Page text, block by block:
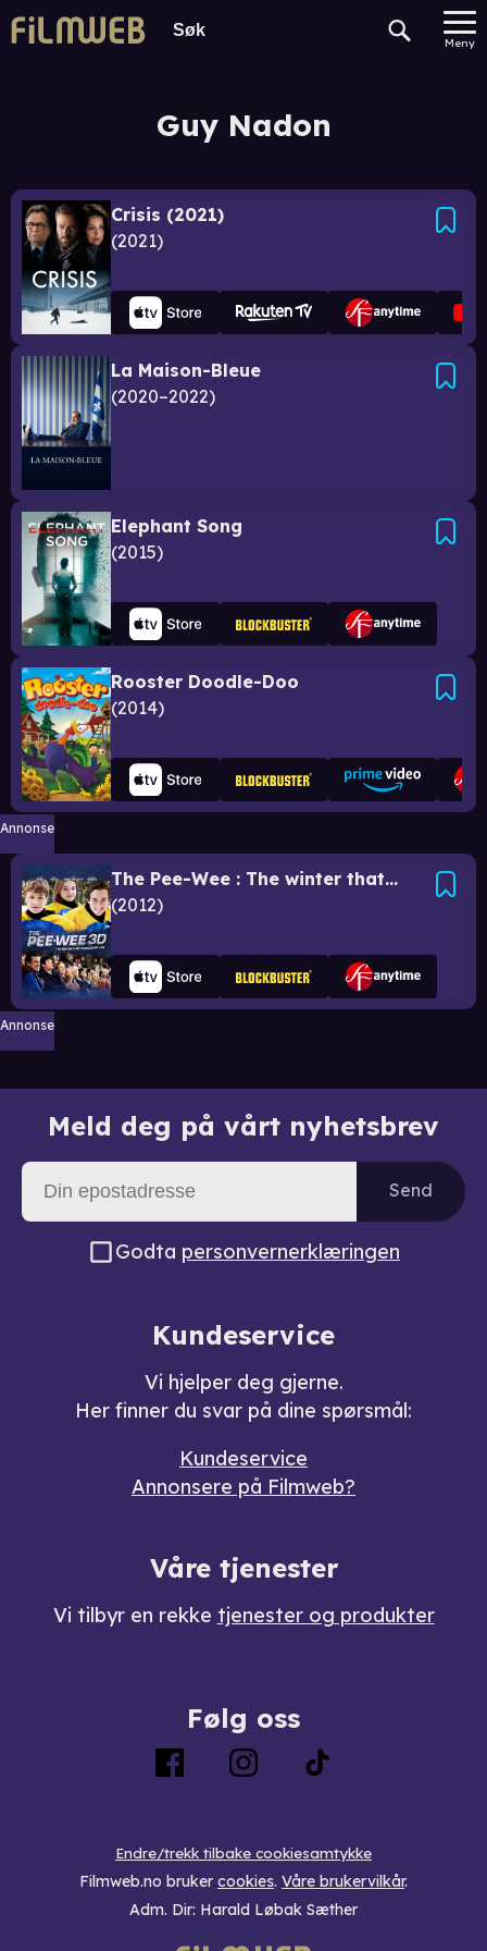
Meny
Guy Nadon
Crisis (2021)
2021
La Maison-Bleue
2020–2022
Elephant Song
2015
Rooster Doodle-Doo
2014
Annonse
The Pee-Wee : The winter that changed my life
2012
Annonse
Meld deg på vårt nyhetsbrev
Send
Godta personvernerklæringen
Kundeservice
Vi hjelper deg gjerne.
Her finner du svar på dine spørsmål:
Kundeservice
Annonsere på Filmweb?
Våre tjenester
Vi tilbyr en rekke tjenester og produkter
Følg oss
Endre/trekk tilbake cookiesamtykke
Filmweb.no bruker cookies. Våre brukervilkår.
Adm. Dir: Harald Løbak Sæther